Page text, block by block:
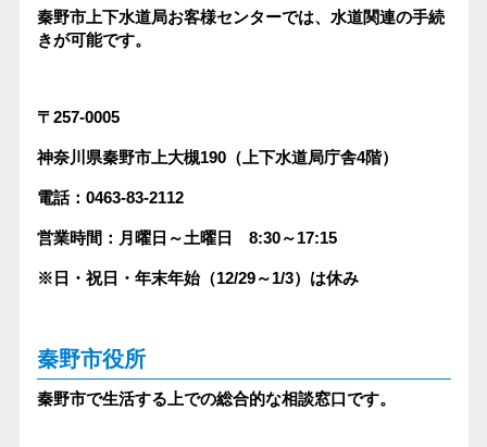
秦野市上下水道局お客様センターでは、水道関連の手続
きが可能です。
〒257-0005
神奈川県秦野市上大槻190（上下水道局庁舎4階）
電話：0463-83-2112
営業時間：月曜日～土曜日 8:30～17:15
※日・祝日・年末年始（12/29～1/3）は休み
秦野市役所
秦野市で生活する上での総合的な相談窓口です。